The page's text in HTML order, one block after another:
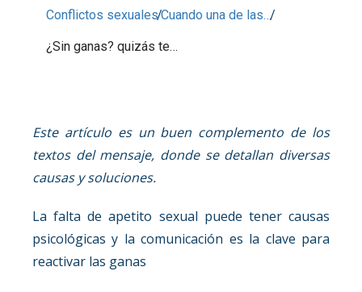
Conflictos sexuales/Cuando una de las…/
¿Sin ganas? quizás te…
Este artículo es un buen complemento de los
textos del mensaje, donde se detallan diversas
causas y soluciones.
La falta de apetito sexual puede tener causas
psicológicas y la comunicación es la clave para
reactivar las ganas